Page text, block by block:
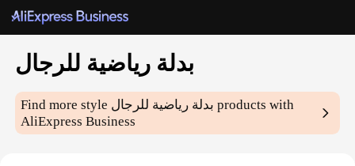
بدلة رياضية للرجال
Find more style بدلة رياضية للرجال products with
AliExpress Business